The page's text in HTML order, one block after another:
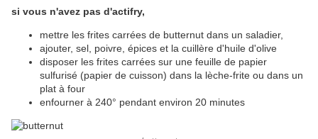
si vous n'avez pas d'actifry,
mettre les frites carrées de butternut dans un saladier,
ajouter, sel, poivre, épices et la cuillère d'huile d'olive
disposer les frites carrées sur une feuille de papier
sulfurisé (papier de cuisson) dans la lèche-frite ou dans un
plat à four
enfourner à 240° pendant environ 20 minutes